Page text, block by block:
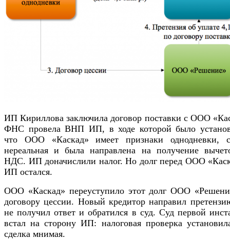
ИП Кириллова заключила договор поставки с ООО
ФНС провела ВНП ИП, в ходе которой было
что ООО «Каскад» имеет признаки однодневки,
нереальная и была направлена на получение
НДС. ИП доначислили налог. Но долг перед ООО
ИП остался.
ООО «Каскад» переуступило этот долг ООО
договору цессии. Новый кредитор направил
не получил ответ и обратился в суд. Суд первой
встал на сторону ИП: налоговая проверка
сделка мнимая.